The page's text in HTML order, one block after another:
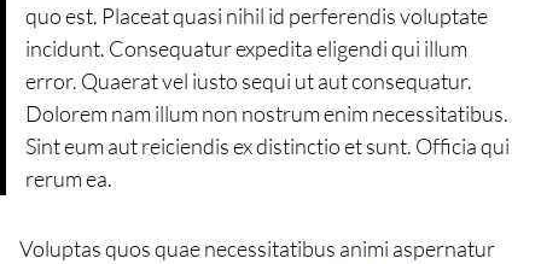
quo est. Placeat quasi nihil id perferendis voluptate
incidunt. Consequatur expedita eligendi qui illum
error. Quaerat vel iusto sequi ut aut consequatur.
Dolorem nam illum non nostrum enim necessitatibus.
Sint eum aut reiciendis ex distinctio et sunt. Officia qui
rerum ea.
Voluptas quos quae necessitatibus animi aspernatur